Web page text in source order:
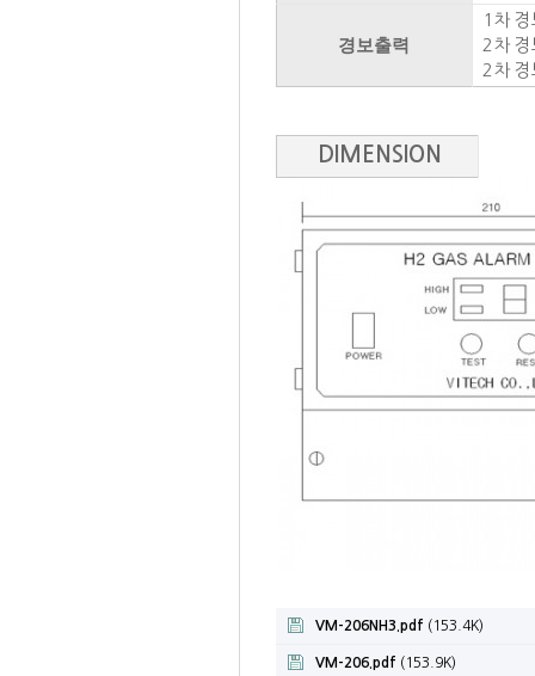
경보출력
1차
2차
2차
DIMENSION
VM-206NH3.pdf (153.4K)
VM-206.pdf (153.9K)